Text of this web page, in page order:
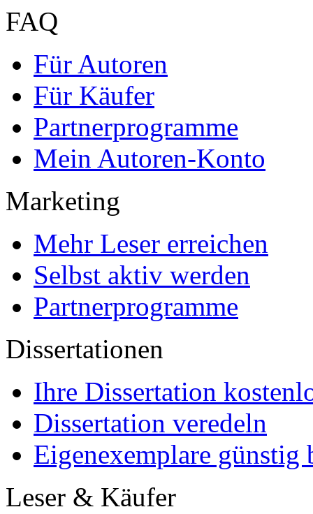
FAQ
Für Autoren
Für Käufer
Partnerprogramme
Mein Autoren-Konto
Marketing
Mehr Leser erreichen
Selbst aktiv werden
Partnerprogramme
Dissertationen
Ihre Dissertation
Dissertation veredeln
Eigenexemplare günstig
Leser & Käufer